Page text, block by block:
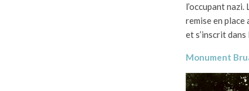
l’occupant
remise en place
et s’inscrit dans
Monument